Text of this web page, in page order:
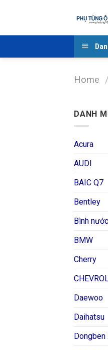
Home /
DANH
Acura
AUDI
BAIC Q7
Bentley
Bình
BMW
Cherry
Daewoo
Daihatsu
Dongben